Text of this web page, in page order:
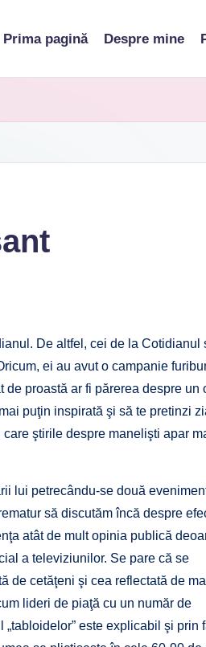
Prima pagină Despre mine
De altfel, cei de la Cotidianul
ei au avut o campanie
proastă ar fi părerea despre un
puţin inspirată şi să te pretinzi
ştirile despre manelişti apar
lui petrecându-se două
să discutăm încă despre
atât de mult opinia publică
a televiziunilor. Se pare că se
de cetăţeni şi cea reflectată de
lideri de piaţă cu un număr de
este explicabil şi prin